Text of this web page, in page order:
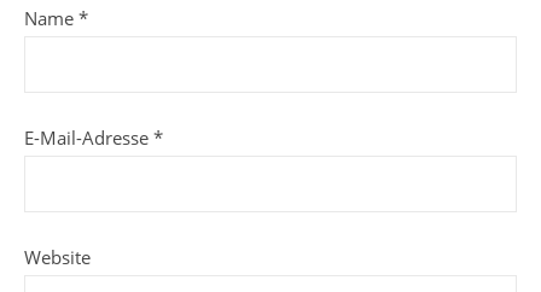
Name *
E-Mail-Adresse *
Website